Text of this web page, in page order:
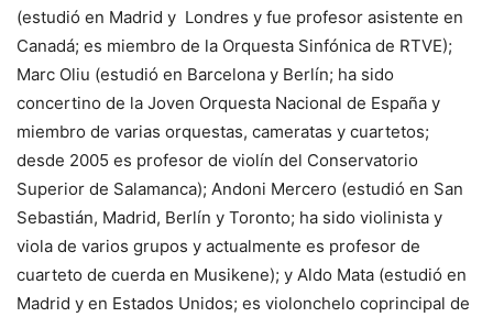
(estudió en Madrid y Londres y fue profesor asistente en
Canadá; es miembro de la Orquesta Sinfónica de RTVE);
Marc Oliu (estudió en Barcelona y Berlín; ha sido
concertino de la Joven Orquesta Nacional de España y
miembro de varias orquestas, cameratas y cuartetos;
desde 2005 es profesor de violín del Conservatorio
Superior de Salamanca); Andoni Mercero (estudió en San
Sebastián, Madrid, Berlín y Toronto; ha sido violinista y
viola de varios grupos y actualmente es profesor de
cuarteto de cuerda en Musikene); y Aldo Mata (estudió en
Madrid y en Estados Unidos; es violonchelo coprincipal de